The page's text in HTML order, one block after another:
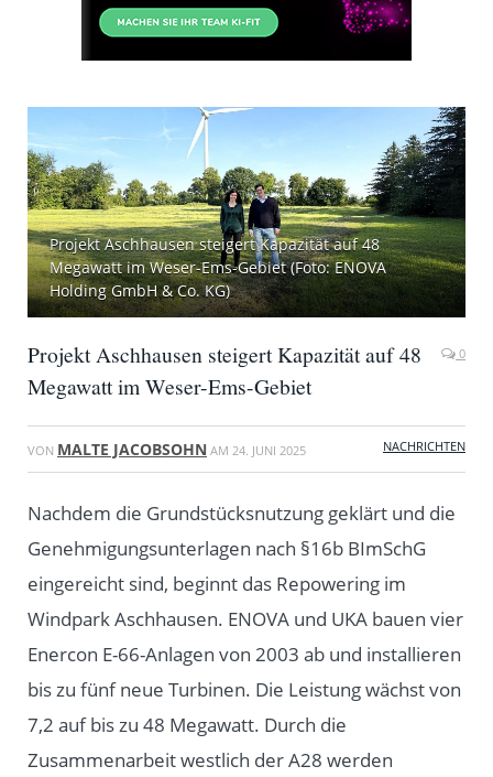
Projekt Aschhausen steigert Kapazität auf 48
Megawatt im Weser-Ems-Gebiet (Foto: ENOVA
Holding GmbH & Co. KG)
Projekt Aschhausen steigert Kapazität auf 48
Megawatt im Weser-Ems-Gebiet
0
VON MALTE JACOBSOHN AM 24. JUNI 2025 NACHRICHTEN
Nachdem die Grundstücksnutzung geklärt und die
Genehmigungsunterlagen nach §16b BImSchG
eingereicht sind, beginnt das Repowering im
Windpark Aschhausen. ENOVA und UKA bauen vier
Enercon E-66-Anlagen von 2003 ab und installieren
bis zu fünf neue Turbinen. Die Leistung wächst von
7,2 auf bis zu 48 Megawatt. Durch die
Zusammenarbeit westlich der A28 werden